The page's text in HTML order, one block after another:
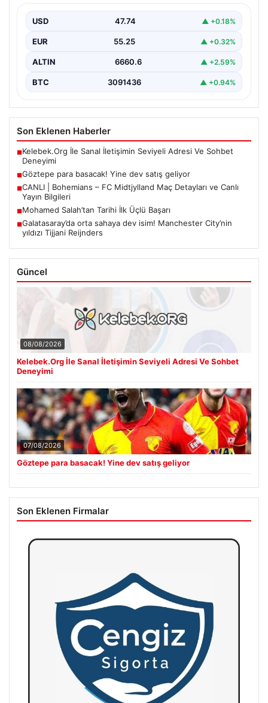
USD 47.74 ▲ +0.18%
EUR 55.25 ▲ +0.32%
ALTIN 6660.6 ▲ +2.59%
BTC 3091436 ▲ +0.94%
Son Eklenen Haberler
■Kelebek.Org İle Sanal İletişimin Seviyeli Adresi Ve Sohbet
Deneyimi
■Göztepe para basacak! Yine dev satış geliyor
■CANLI | Bohemians – FC Midtjylland Maç Detayları ve Canlı
Yayın Bilgileri
■Mohamed Salah’tan Tarihi İlk Üçlü Başarı
■Galatasaray’da orta sahaya dev isim! Manchester City’nin
yıldızı Tijjani Reijnders
Güncel
08/08/2026
Kelebek.Org İle Sanal İletişimin Seviyeli Adresi Ve Sohbet
Deneyimi
07/08/2026
Göztepe para basacak! Yine dev satış geliyor
Son Eklenen Firmalar